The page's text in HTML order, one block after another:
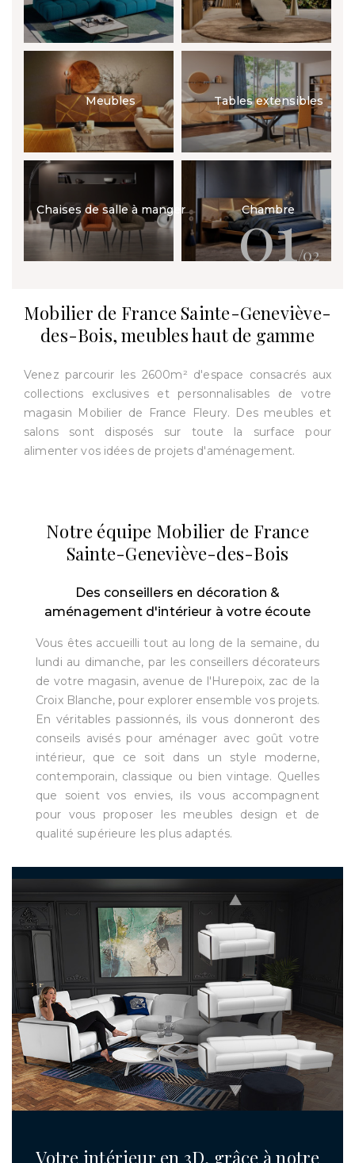
Meubles Tables extensibles
Chaises de salle à manger Chambre
Mobilier de France Sainte-Geneviève-
des-Bois, meubles haut de gamme
Venez parcourir les 2600m² d'espace consacrés aux
collections exclusives et personnalisables de votre
magasin Mobilier de France Fleury. Des meubles et
salons sont disposés sur toute la surface pour
alimenter vos idées de projets d'aménagement.
01/02
Notre équipe Mobilier de France
Sainte-Geneviève-des-Bois
Des conseillers en décoration &
aménagement d'intérieur à votre écoute
Vous êtes accueilli tout au long de la semaine, du
lundi au dimanche, par les conseillers décorateurs
de votre magasin, avenue de l'Hurepoix, zac de la
Croix Blanche, pour explorer ensemble vos projets.
En véritables passionnés, ils vous donneront des
conseils avisés pour aménager avec goût votre
intérieur, que ce soit dans un style moderne,
contemporain, classique ou bien vintage. Quelles
que soient vos envies, ils vous accompagnent
pour vous proposer les meubles design et de
qualité supérieure les plus adaptés.
Votre intérieur en 3D, grâce à notre